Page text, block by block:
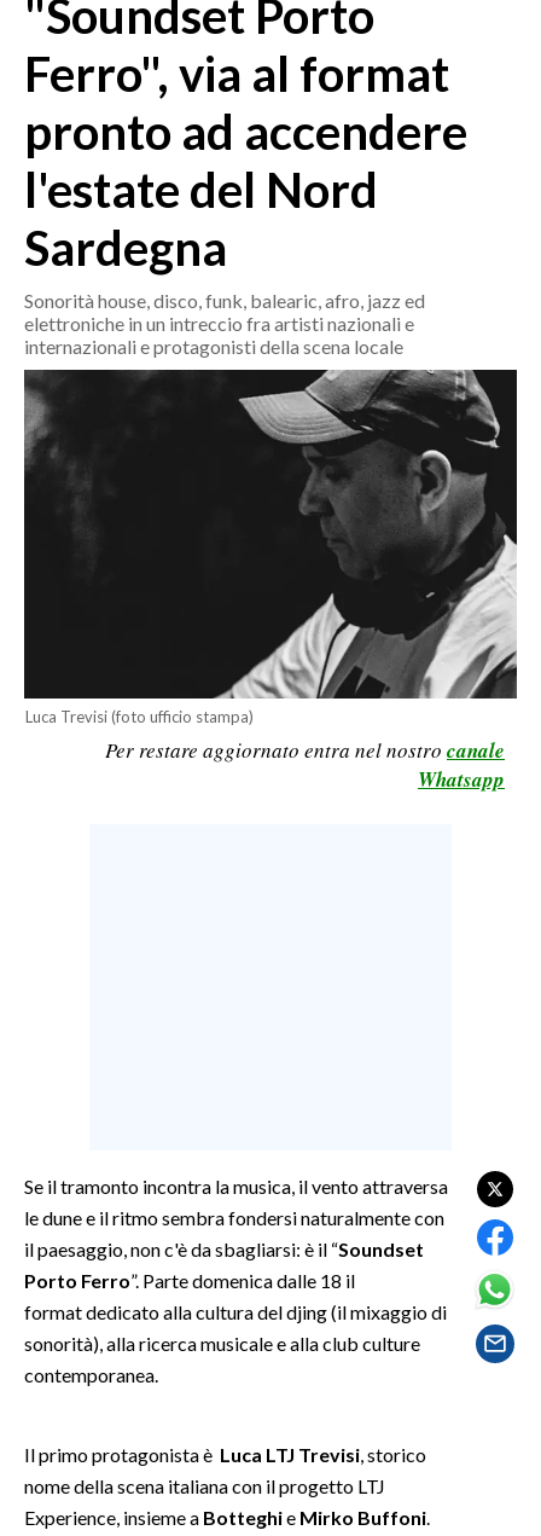
MEDIO CAMPIDANO
SASSARI E PROVINCIA
NUORO E PROVINCIA
OGLIASTRA
AGENDA
ITALIA
POLITICA
ECONOMIA
SPORT
GOSSIP
SALUTE
SARDEGNA TURISMO
SARDI NEL MONDO
#CARAUNIONE
"Soundset Porto
Ferro", via al format
pronto ad accendere
l'estate del Nord
Sardegna
Sonorità house, disco, funk, balearic, afro, jazz ed
elettroniche in un intreccio fra artisti nazionali e
internazionali e protagonisti della scena locale
Luca Trevisi (foto ufficio stampa)
Per restare aggiornato entra nel nostro canale
Whatsapp
Se il tramonto incontra la musica, il vento attraversa
le dune e il ritmo sembra fondersi naturalmente con
il paesaggio, non c'è da sbagliarsi: è il “Soundset
Porto Ferro”. Parte domenica dalle 18 il
format dedicato alla cultura del djing (il mixaggio di
sonorità), alla ricerca musicale e alla club culture
contemporanea.
Il primo protagonista è Luca LTJ Trevisi , storico
nome della scena italiana con il progetto LTJ
Experience, insieme a Botteghie Mirko Buffoni